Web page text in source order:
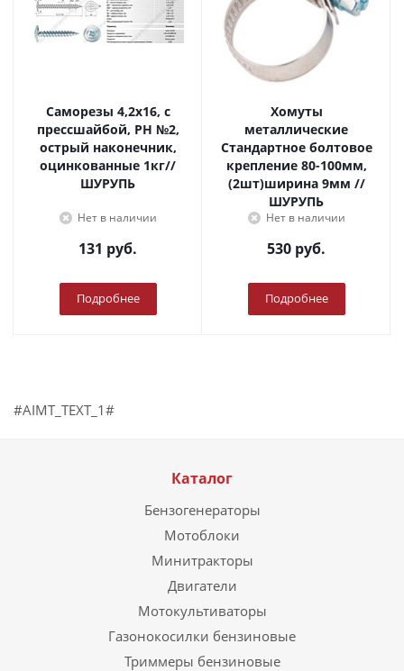
Саморезы 4,2х16, с
прессшайбой, PH №2,
острый наконечник,
оцинкованные 1кг//
ШУРУПЬ
Нет в наличии
131 руб.
Подробнее
Хомуты
металлические
Стандартное болтовое
крепление 80-100мм,
(2шт)ширина 9мм //
ШУРУПЬ
Нет в наличии
530 руб.
Подробнее
#AIMT_TEXT_1#
Каталог
Бензогенераторы
Мотоблоки
Минитракторы
Двигатели
Мотокультиваторы
Газонокосилки бензиновые
Триммеры бензиновые